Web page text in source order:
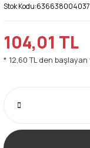
Stok Kodu:636638004037
104,01 TL
* 12,60 TL den